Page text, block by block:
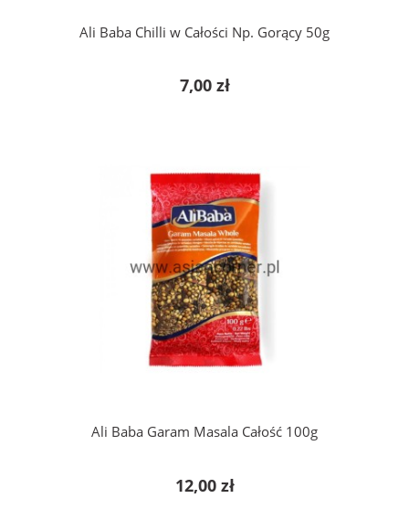
Ali Baba Chilli w Całości Np. Gorący 50g
7,00 zł
Ali Baba Garam Masala Całość 100g
12,00 zł
do koszyka